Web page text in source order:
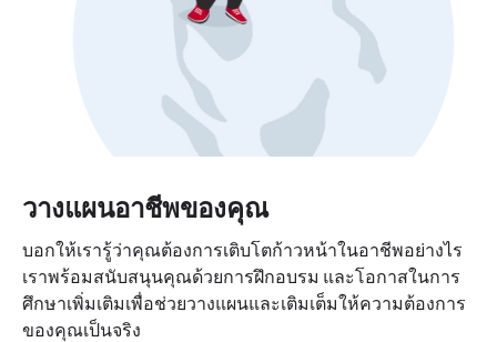
วางแผนอาชีพของคุณ
บอกให้เรารู้ว่าคุณต้องการเติบโตก้าวหน้าในอาชีพอย่างไร
เราพร้อมสนับสนุนคุณด้วยการฝึกอบรม และโอกาสในการ
ศึกษาเพิ่มเติมเพื่อช่วยวางแผนและเติมเต็มให้ความต้องการ
ของคุณเป็นจริง